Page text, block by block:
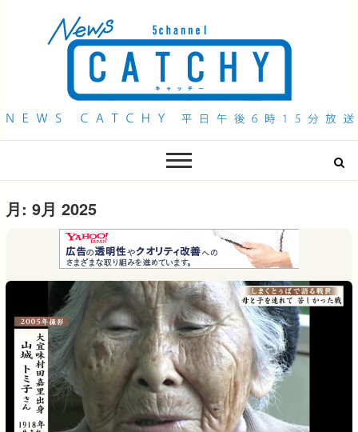
QAB NEWS Headline
月: 9月 2025